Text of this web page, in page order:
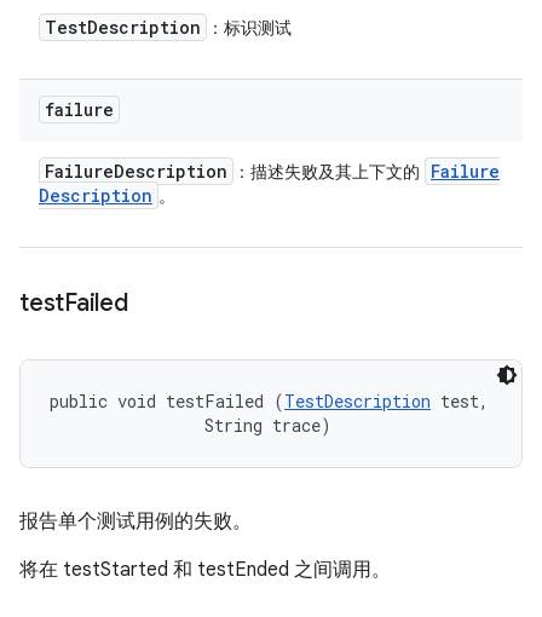
TestDescription ：标识测试
failure
FailureDescription ：描述失败及其上下文的
Failure
Description 。
testFailed
public void testFailed (TestDescription test,
                String trace)
报告单个测试用例的失败。
将在 testStarted 和 testEnded 之间调用。